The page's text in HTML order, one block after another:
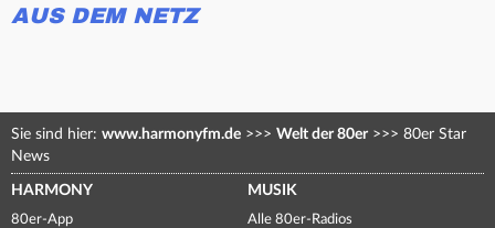
AUS DEM NETZ
Sie sind hier: www.harmonyfm.de >>> Welt der 80er >>> 80er Star
News
HARMONY
80er-App
MUSIK
Alle 80er-Radios